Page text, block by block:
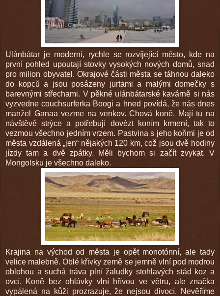
Ulánbátar je moderní, rychle se rozvíjející město, kde na
první pohled upoutají stovky vysokých nových domů, snad
pro milion obyvatel. Okrajové části města se táhnou daleko
do kopců a jsou posázeny jurtami a malými domečky s
barevnými střechami. V pěkné ulánbátarské kavárně si nás
vyzvedne couchsurferka Boogi a hned povídá, že nás dnes
manžel Ganaa vezme na venkov. Chová koně. Mají tu na
návštěvě strýce a potřebují dovézt koním krmení, tak to
vezmou všechno jedním vrzem. Pastvina s jeho koňmi je od
města vzdálená „jen“ nějakých 120 km, což jsou dvě hodiny
jízdy tam a dvě zpátky. Měli bychom si začít zvykat. V
Mongolsku je všechno daleko.
Krajina na východ od města je opět monotónní, ale tady
velice malebně. Oblé křivky země se jemně vlní pod modrou
oblohou a suchá tráva plní žaludky stohlavých stád koz a
ovcí. Koně bez ohlávky vlní hřívou ve větru, ale značka
vypálená na kůži prozrazuje, že nejsou divocí. Nevěříme